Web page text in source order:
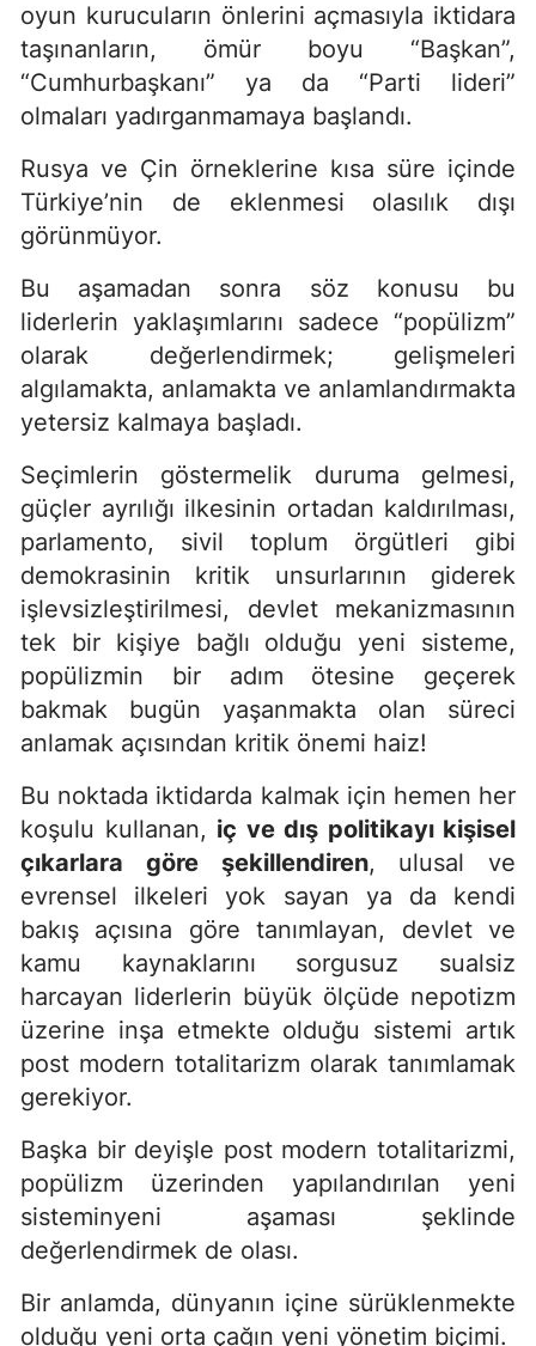
oyun kurucuların önlerini açmasıyla iktidara
taşınanların, ömür boyu “Başkan”,
“Cumhurbaşkanı” ya da “Parti lideri”
olmaları yadırganmamaya başlandı.
Rusya ve Çin örneklerine kısa süre içinde
Türkiye’nin de eklenmesi olasılık dışı
görünmüyor.
Bu aşamadan sonra söz konusu bu
liderlerin yaklaşımlarını sadece “popülizm”
olarak değerlendirmek; gelişmeleri
algılamakta, anlamakta ve anlamlandırmakta
yetersiz kalmaya başladı.
Seçimlerin göstermelik duruma gelmesi,
güçler ayrılığı ilkesinin ortadan kaldırılması,
parlamento, sivil toplum örgütleri gibi
demokrasinin kritik unsurlarının giderek
işlevsizleştirilmesi, devlet mekanizmasının
tek bir kişiye bağlı olduğu yeni sisteme,
popülizmin bir adım ötesine geçerek
bakmak bugün yaşanmakta olan süreci
anlamak açısından kritik önemi haiz!
Bu noktada iktidarda kalmak için hemen her
koşulu kullanan, iç ve dış politikayı kişisel
çıkarlara göre şekillendiren, ulusal ve
evrensel ilkeleri yok sayan ya da kendi
bakış açısına göre tanımlayan, devlet ve
kamu kaynaklarını sorgusuz sualsiz
harcayan liderlerin büyük ölçüde nepotizm
üzerine inşa etmekte olduğu sistemi artık
post modern totalitarizm olarak tanımlamak
gerekiyor.
Başka bir deyişle post modern totalitarizmi,
popülizm üzerinden yapılandırılan yeni
sisteminyeni aşaması şeklinde
değerlendirmek de olası.
Bir anlamda, dünyanın içine sürüklenmekte
olduğu yeni orta çağın yeni yönetim biçimi.